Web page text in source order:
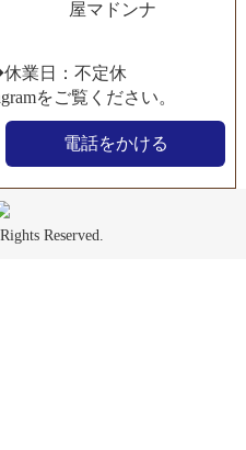
業日：不定休
をご覧ください。
電話をかける
Reserved.